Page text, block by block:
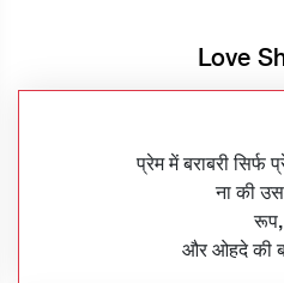
Love
प्रेम में बराबरी सिर्फ
ना की
रूप,
और ओहदे की